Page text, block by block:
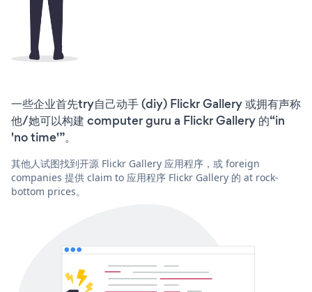
一些企业首先try自己动手 (diy) Flickr Gallery 或拥有声称
他/她可以构建 computer guru a Flickr Gallery 的“in
'no time'”。
其他人试图找到开源 Flickr Gallery 应用程序，或 foreign
companies 提供 claim to 应用程序 Flickr Gallery 的 at rock-
bottom prices。